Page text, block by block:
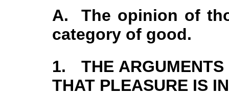
A. The opinion of
category of good.
1. THE ARGUMENTS
THAT PLEASURE IS